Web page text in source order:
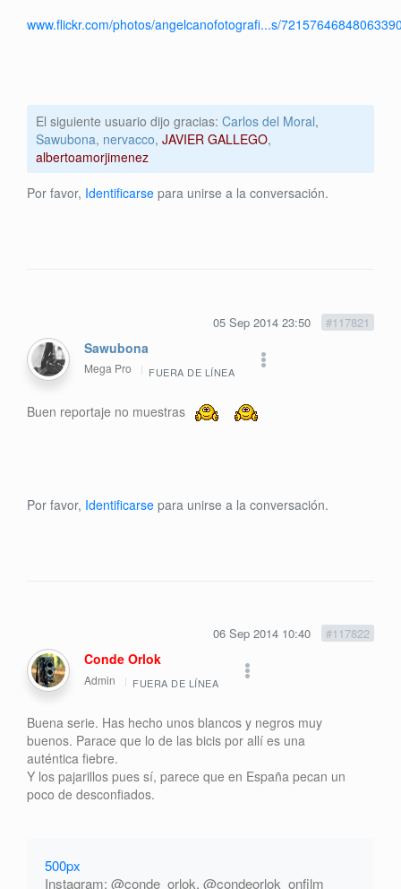
www.flickr.com/photos/angelcanofotografi...s/
El siguiente usuario dijo gracias: Carlos del Moral,
Sawubona, nervacco, JAVIER GALLEGO,
albertoamorjimenez
Por favor, Identificarse para unirse a la conversación.
05 Sep 2014 23:50 #117821
Sawubona
Mega Pro FUERA DE LÍNEA
Buen reportaje no muestras
Por favor, Identificarse para unirse a la conversación.
06 Sep 2014 10:40 #117822
Conde Orlok
Admin FUERA DE LÍNEA
Buena serie. Has hecho unos blancos y negros muy
buenos. Parace que lo de las bicis por allí es una
auténtica fiebre.
Y los pajarillos pues sí, parece que en España pecan un
poco de desconfiados.
500px
Instagram: @conde_orlok, @condeorlok_onfilm